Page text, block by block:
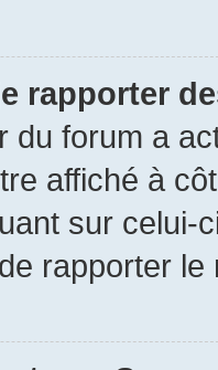
rapporter
du forum a
affiché à
sur
rapporter le